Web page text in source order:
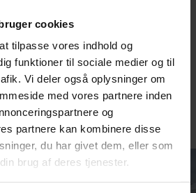
cookies
tilpasse vores indhold og
funktioner til sociale medier og til
Vi deler også oplysninger om
med vores partnere inden
og
partnere kan kombinere disse
du har givet dem, eller som
brug af deres tjenester.
kl. 11:40